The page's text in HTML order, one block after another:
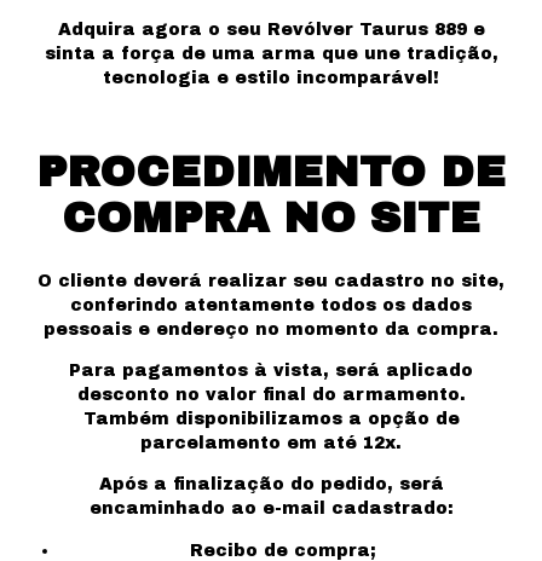
Adquira agora o seu Revólver Taurus 889 e
sinta a força de uma arma que une tradição,
tecnologia e estilo incomparável!
PROCEDIMENTO DE
COMPRA NO SITE
O cliente deverá realizar seu cadastro no site,
conferindo atentamente todos os dados
pessoais e endereço no momento da compra.
Para pagamentos à vista, será aplicado
desconto no valor final do armamento.
Também disponibilizamos a opção de
parcelamento em até 12x.
Após a finalização do pedido, será
encaminhado ao e-mail cadastrado:
Recibo de compra;